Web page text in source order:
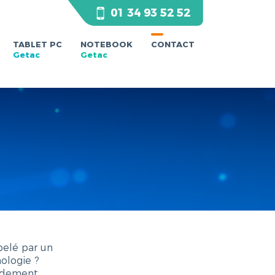
01 34 93 52 52
TABLET PC
Getac
NOTEBOOK
Getac
CONTACT
par un
?